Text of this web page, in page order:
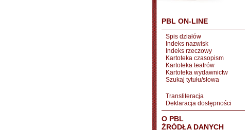
PBL ON-LINE
Spis działów
Indeks nazwisk
Indeks rzeczowy
Kartoteka czasopism
Kartoteka teatrów
Kartoteka wydawnictw
Szukaj tytułu/słowa
Transliteracja
Deklaracja dostępności
O PBL
ŹRÓDŁA DANYCH